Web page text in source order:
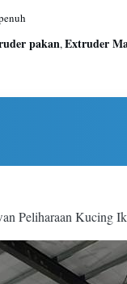
pakan,Extruder
Peliharaan Kucing